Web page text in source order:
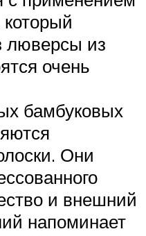
который
люверсы из
очень
бамбуковых
Они
и внешний
напоминает